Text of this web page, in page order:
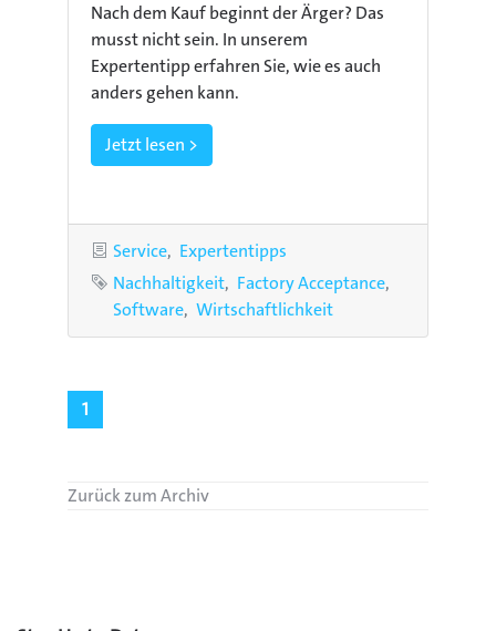
Nach dem Kauf beginnt der Ärger? Das
musst nicht sein. In unserem
Expertentipp erfahren Sie, wie es auch
anders gehen kann.
Jetzt lesen >
Kategorien
Service Expertentipps
Schlagworte
Nachhaltigkeit Factory Acceptance
Software Wirtschaftlichkeit
1
Zurück zum Archiv